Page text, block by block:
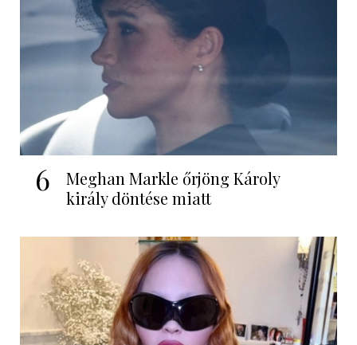
6
Meghan Markle őrjöng Károly
király döntése miatt